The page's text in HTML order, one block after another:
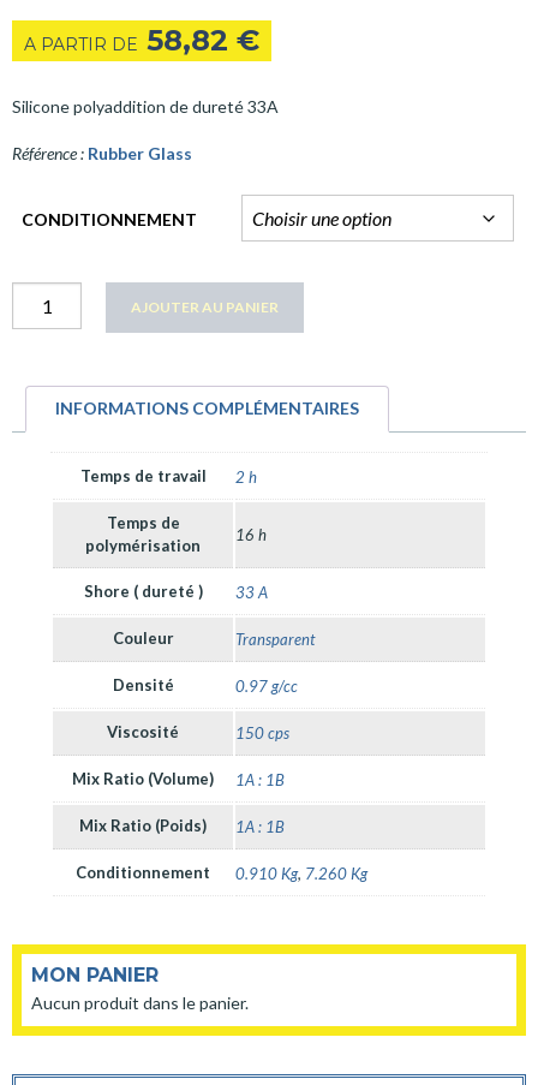
A PARTIR DE 58,82 €
Silicone polyaddition de dureté 33A
Référence : Rubber Glass
CONDITIONNEMENT
quantité
Rubber
AJOUTER AU PANIER
INFORMATIONS COMPLÉMENTAIRES
Temps de travail 2 h
Temps de
polymérisation
16 h
Shore ( dureté ) 33 A
Couleur Transparent
Densité 0.97 g/cc
Viscosité 150 cps
Mix Ratio (Volume) 1A : 1B
Mix Ratio (Poids) 1A : 1B
Conditionnement 0.910 Kg, 7.260 Kg
MON PANIER
Aucun produit dans le panier.